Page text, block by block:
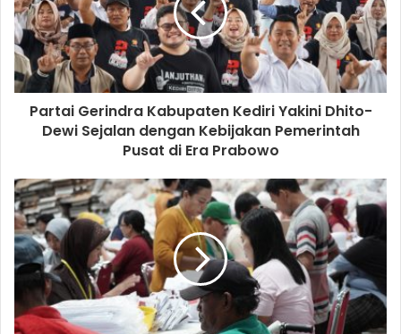
Partai Gerindra Kabupaten Kediri Yakini Dhito-
Dewi Sejalan dengan Kebijakan Pemerintah
Pusat di Era Prabowo